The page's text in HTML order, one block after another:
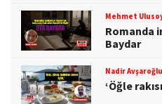
Mehmet
Romanda
Baydar
Nadir Avşaroğlu
‘Öğle